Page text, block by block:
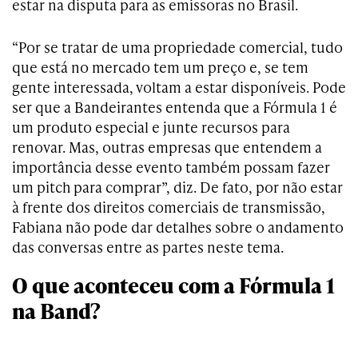
estar na disputa para as emissoras no Brasil.
“Por se tratar de uma propriedade comercial, tudo
que está no mercado tem um preço e, se tem
gente interessada, voltam a estar disponíveis. Pode
ser que a Bandeirantes entenda que a Fórmula 1 é
um produto especial e junte recursos para
renovar. Mas, outras empresas que entendem a
importância desse evento também possam fazer
um pitch para comprar”, diz. De fato, por não estar
à frente dos direitos comerciais de transmissão,
Fabiana não pode dar detalhes sobre o andamento
das conversas entre as partes neste tema.
O que aconteceu com a Fórmula 1
na Band?